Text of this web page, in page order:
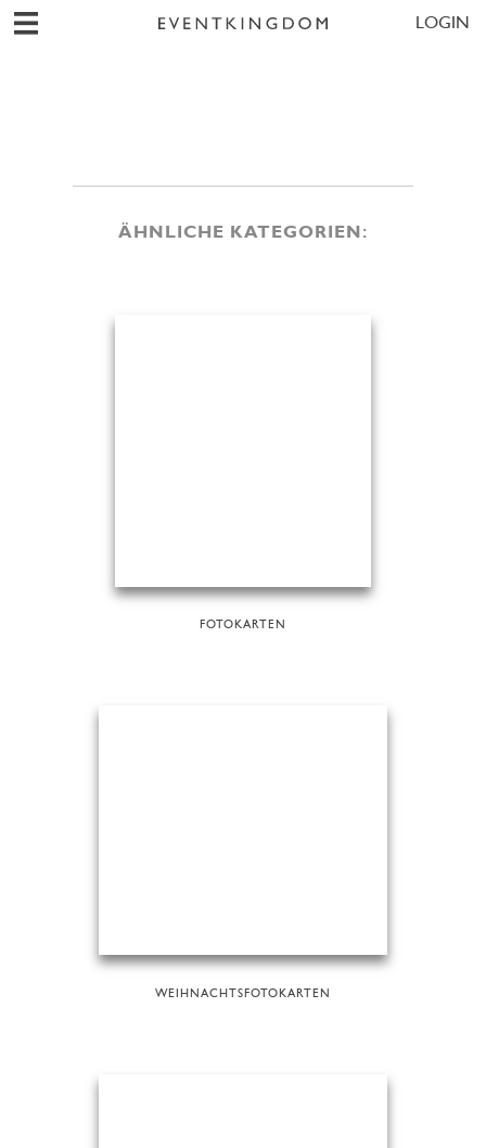
LOGIN
ÄHNLICHE KATEGORIEN:
FOTOKARTEN
WEIHNACHTSFOTOKARTEN